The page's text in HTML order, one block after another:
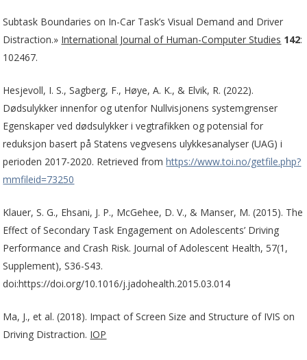
Subtask Boundaries on In-Car Task’s Visual Demand and Driver
Distraction.» International Journal of Human-Computer Studies 142:
102467.
Hesjevoll, I. S., Sagberg, F., Høye, A. K., & Elvik, R. (2022).
Dødsulykker innenfor og utenfor Nullvisjonens systemgrenser
Egenskaper ved dødsulykker i vegtrafikken og potensial for
reduksjon basert på Statens vegvesens ulykkesanalyser (UAG) i
perioden 2017-2020. Retrieved fromhttps://www.toi.no/getfile.php?
mmfileid=73250
Klauer, S. G., Ehsani, J. P., McGehee, D. V., & Manser, M. (2015). The
Effect of Secondary Task Engagement on Adolescents’ Driving
Performance and Crash Risk. Journal of Adolescent Health, 57(1,
Supplement), S36-S43.
doi:https://doi.org/10.1016/j.jadohealth.2015.03.014
Ma, J., et al. (2018). Impact of Screen Size and Structure of IVIS on
Driving Distraction. IOP